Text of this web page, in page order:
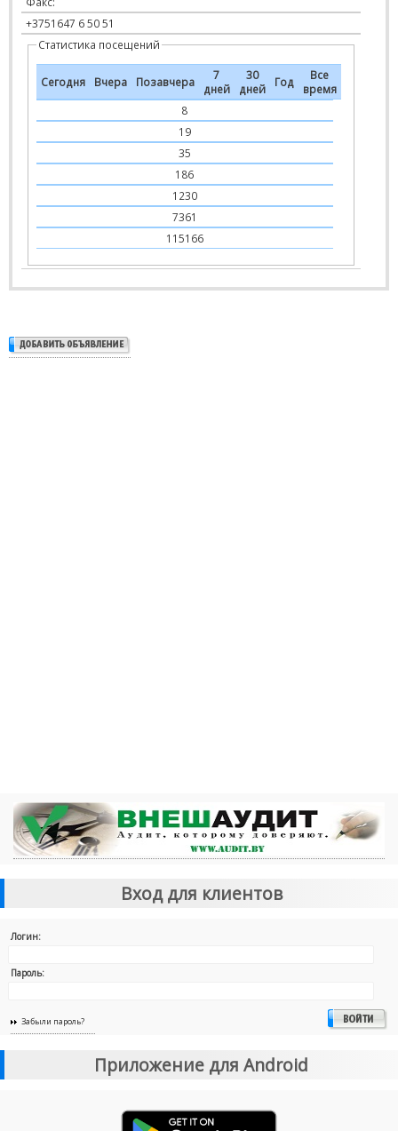
+3751647 6 50 51
Статистика посещений
Сегодня Вчера Позавчера
7
дней
30
дней
Год
Все
время
8
19
35
186
1230
7361
115166
Вход для клиентов
Логин:
Пароль:
Забыли пароль?
Приложение для Android